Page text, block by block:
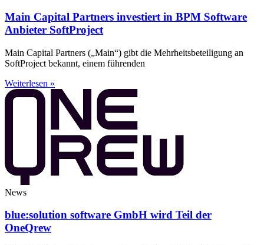
Main Capital Partners investiert in BPM Software
Anbieter SoftProject
Main Capital Partners („Main“) gibt die Mehrheitsbeteiligung an
SoftProject bekannt, einem führenden
Weiterlesen »
News
blue:solution software GmbH wird Teil der
OneQrew